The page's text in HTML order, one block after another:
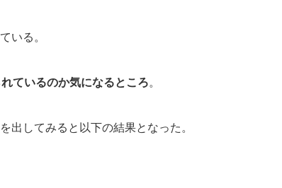
いる。
ているのか気になるところ。
出してみると以下の結果となった。